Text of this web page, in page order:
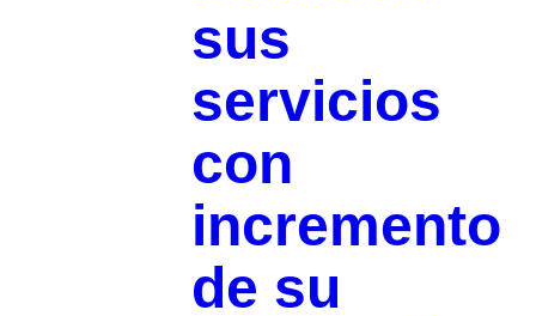
sus
servicios
con
incremento
de su